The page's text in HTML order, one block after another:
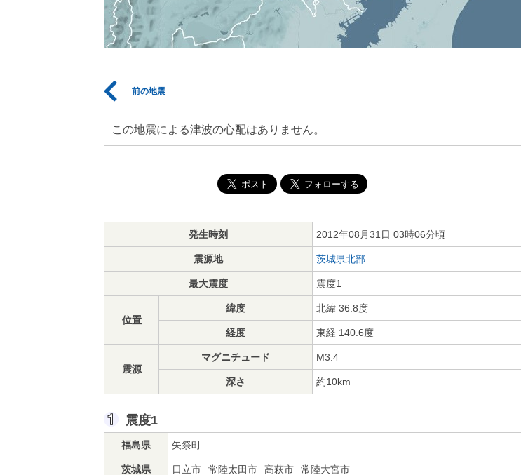
前の地震
この地震による津波の心配はありません。
発生時刻 2012年08月31日 03時06分頃
震源地 茨城県北部
最大震度 震度1
位置
緯度 北緯 36.8度
経度 東経 140.6度
震源
マグニチュード M3.4
深さ 約10km
震度1
福島県 矢祭町
茨城県 日立市 常陸太田市 高萩市 常陸大宮市